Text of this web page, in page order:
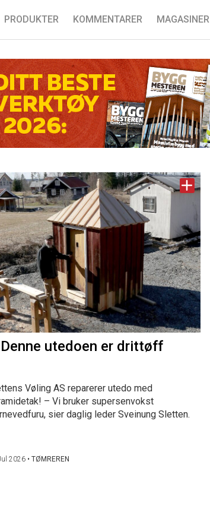
PRODUKTER KOMMENTARER MAGASINER
utedoen er drittøff
Vøling AS reparerer utedo med
– Vi bruker supersenvokst
sier daglig leder Sveinung Sletten.
2026• TØMREREN